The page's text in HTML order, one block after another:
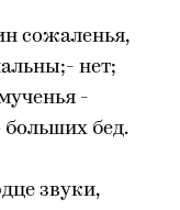
сожаленья,
нет;
-
больших бед.
звуки,